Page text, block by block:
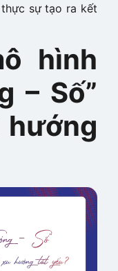
sự tạo ra kết
hình
– Số”